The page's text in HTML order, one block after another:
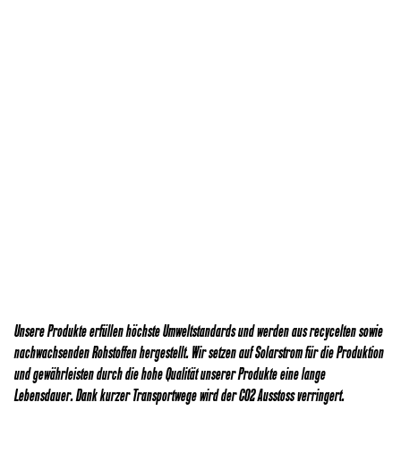
Unsere Produkte erfüllen höchste Umweltstandards und werden aus recycelten sowie
nachwachsenden Rohstoffen hergestellt. Wir setzen auf Solarstrom für die Produktion
und gewährleisten durch die hohe Qualität unserer Produkte eine lange
Lebensdauer. Dank kurzer Transportwege wird der CO2 Ausstoss verringert.